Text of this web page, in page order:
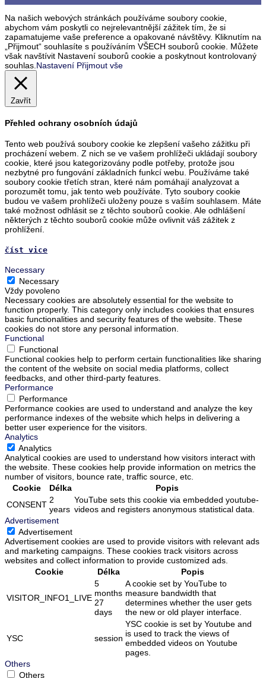
Na našich webových stránkách používáme soubory cookie,
abychom vám poskytli co nejrelevantnější zážitek tím, že si
zapamatujeme vaše preference a opakované návštěvy. Kliknutím na
„Přijmout“ souhlasíte s používáním VŠECH souborů cookie. Můžete
však navštívit Nastavení souborů cookie a poskytnout kontrolovaný
souhlas.Nastavení Přijmout vše
Zavřít
Přehled ochrany osobních údajů
Tento web používá soubory cookie ke zlepšení vašeho zážitku při
procházení webem. Z nich se ve vašem prohlížeči ukládají soubory
cookie, které jsou kategorizovány podle potřeby, protože jsou
nezbytné pro fungování základních funkcí webu. Používáme také
soubory cookie třetích stran, které nám pomáhají analyzovat a
porozumět tomu, jak tento web používáte. Tyto soubory cookie
budou ve vašem prohlížeči uloženy pouze s vaším souhlasem. Máte
také možnost odhlásit se z těchto souborů cookie. Ale odhlášení
některých z těchto souborů cookie může ovlivnit váš zážitek z
prohlížení.
číst vice
Necessary
Necessary
Vždy povoleno
Necessary cookies are absolutely essential for the website to
function properly. This category only includes cookies that ensures
basic functionalities and security features of the website. These
cookies do not store any personal information.
Functional
Functional
Functional cookies help to perform certain functionalities like sharing
the content of the website on social media platforms, collect
feedbacks, and other third-party features.
Performance
Performance
Performance cookies are used to understand and analyze the key
performance indexes of the website which helps in delivering a
better user experience for the visitors.
Analytics
Analytics
Analytical cookies are used to understand how visitors interact with
the website. These cookies help provide information on metrics the
number of visitors, bounce rate, traffic source, etc.
Cookie
Délka
Popis
CONSENT 2
years
YouTube sets this cookie via embedded youtube-
videos and registers anonymous statistical data.
Advertisement
Advertisement
Advertisement cookies are used to provide visitors with relevant ads
and marketing campaigns. These cookies track visitors across
websites and collect information to provide customized ads.
Cookie
Délka Popis
VISITOR_INFO1_LIVE
5
months
27
days
A cookie set by YouTube to
measure bandwidth that
determines whether the user gets
the new or old player interface.
YSC session
YSC cookie is set by Youtube and
is used to track the views of
embedded videos on Youtube
pages.
Others
Others